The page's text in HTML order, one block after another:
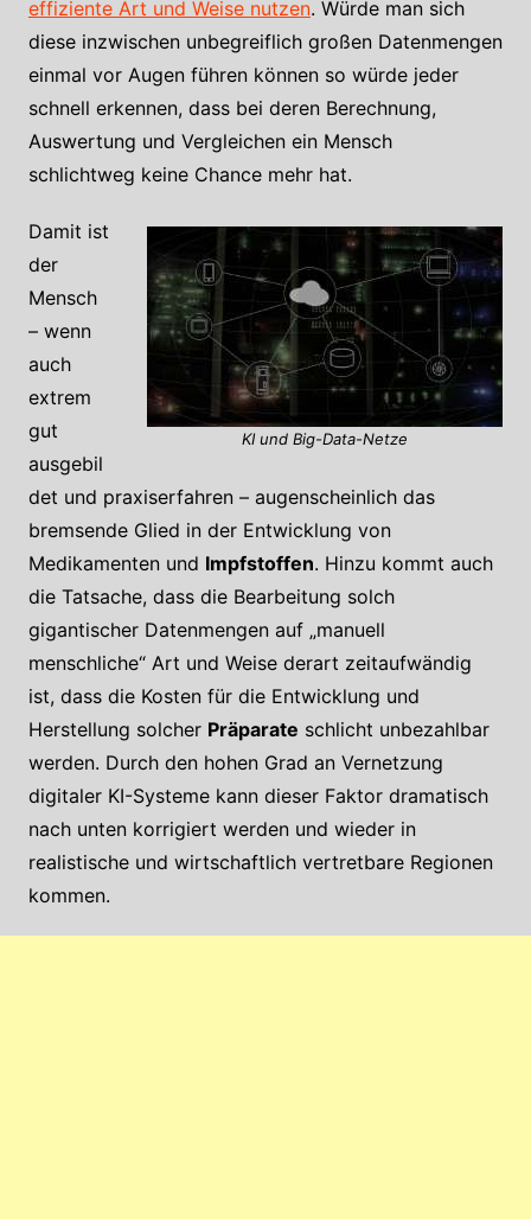
effiziente Art und Weise nutzen. Würde man sich
diese inzwischen unbegreiflich großen Datenmengen
einmal vor Augen führen können so würde jeder
schnell erkennen, dass bei deren Berechnung,
Auswertung und Vergleichen ein Mensch
schlichtweg keine Chance mehr hat.
KI und Big-Data-Netze
Damit ist
der
Mensch
– wenn
auch
extrem
gut
ausgebil
det und praxiserfahren – augenscheinlich das
bremsende Glied in der Entwicklung von
Medikamenten und Impfstoffen. Hinzu kommt auch
die Tatsache, dass die Bearbeitung solch
gigantischer Datenmengen auf „manuell
menschliche“ Art und Weise derart zeitaufwändig
ist, dass die Kosten für die Entwicklung und
Herstellung solcher Präparate schlicht unbezahlbar
werden. Durch den hohen Grad an Vernetzung
digitaler KI-Systeme kann dieser Faktor dramatisch
nach unten korrigiert werden und wieder in
realistische und wirtschaftlich vertretbare Regionen
kommen.